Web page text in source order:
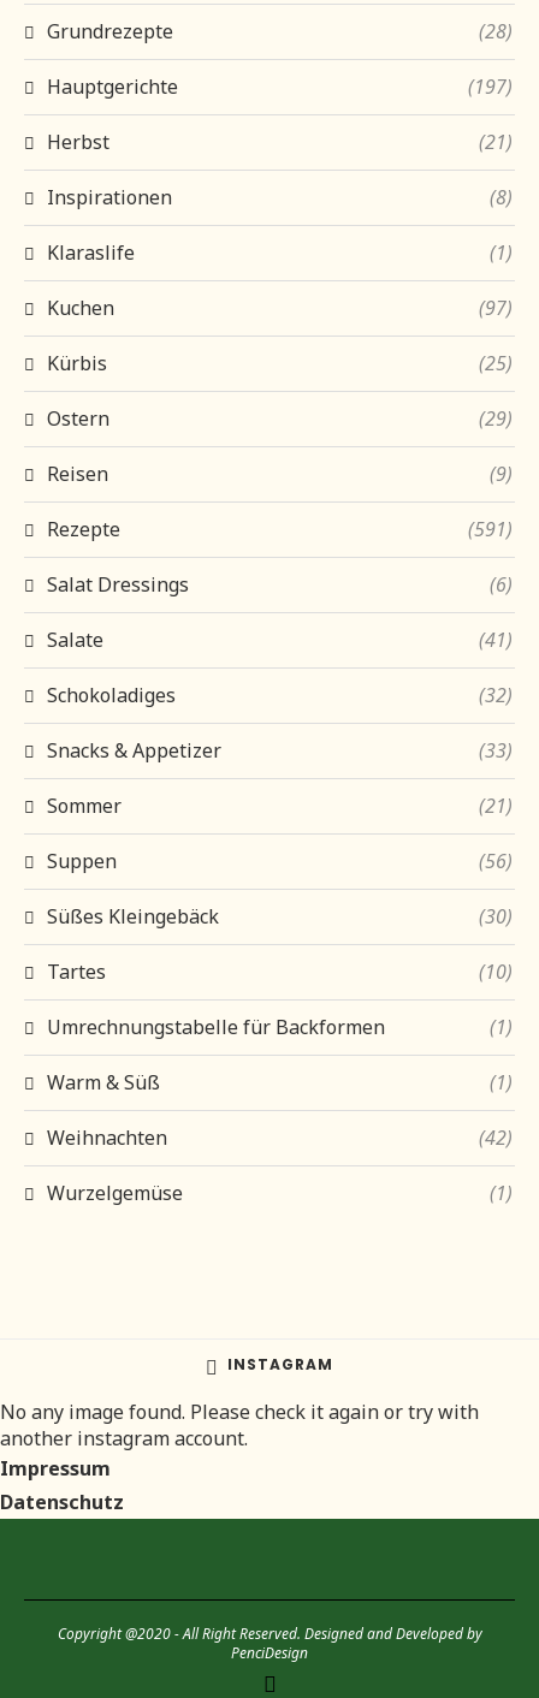
Grundrezepte (28)
Hauptgerichte (197)
Herbst (21)
Inspirationen (8)
Klaraslife (1)
Kuchen (97)
Kürbis (25)
Ostern (29)
Reisen (9)
Rezepte (591)
Salat Dressings (6)
Salate (41)
Schokoladiges (32)
Snacks & Appetizer (33)
Sommer (21)
Suppen (56)
Süßes Kleingebäck (30)
Tartes (10)
Umrechnungstabelle für Backformen (1)
Warm & Süß (1)
Weihnachten (42)
Wurzelgemüse (1)
INSTAGRAM
No any image found. Please check it again or try with
another instagram account.
Impressum
Datenschutz
Copyright @2020 - All Right Reserved. Designed and Developed by
PenciDesign